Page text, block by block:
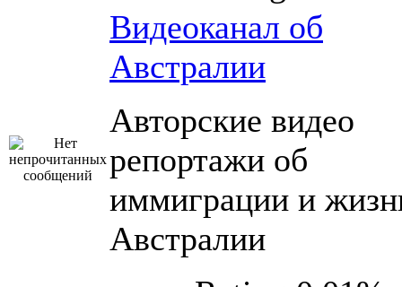
Видеоканал об
Австралии
Авторские видео
репортажи об
иммиграции и
Австралии